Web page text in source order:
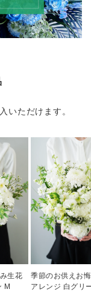
いただけます。
生花
M
季節のお供えお
アレンジ 白グリ